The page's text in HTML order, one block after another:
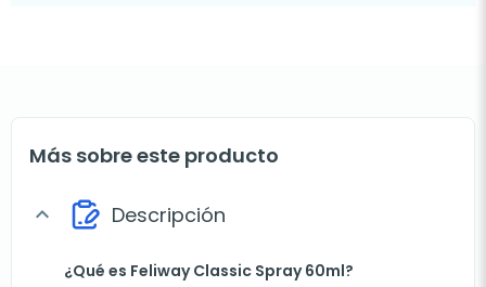
Más sobre este producto
expand_more Descripción
¿Qué es Feliway Classic Spray 60ml?